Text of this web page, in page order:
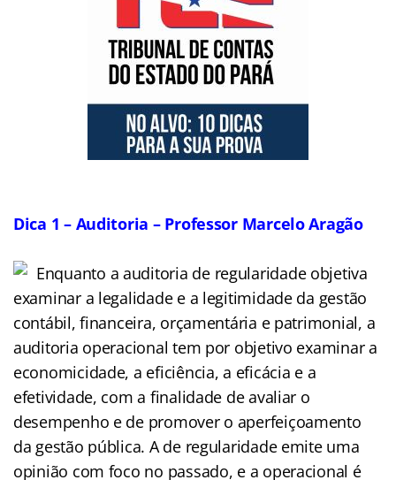
Dica 1 – Auditoria – Professor Marcelo Aragão
Enquanto a auditoria de regularidade objetiva
examinar a legalidade e a legitimidade da gestão
contábil, financeira, orçamentária e patrimonial, a
auditoria operacional tem por objetivo examinar a
economicidade, a eficiência, a eficácia e a
efetividade, com a finalidade de avaliar o
desempenho e de promover o aperfeiçoamento
da gestão pública. A de regularidade emite uma
opinião com foco no passado, e a operacional é